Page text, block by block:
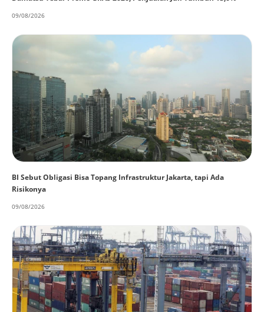
09/08/2026
BI Sebut Obligasi Bisa Topang Infrastruktur Jakarta, tapi Ada
Risikonya
09/08/2026